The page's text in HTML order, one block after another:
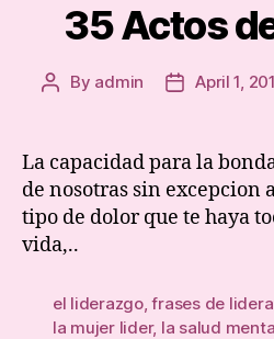
35 Actos
Post
By admin
PostApril 1,
La capacidad para la
de nosotras sin excepcion
tipo de dolor que te haya
vida,..
el liderazgo,frases de
la mujer lider, la salud